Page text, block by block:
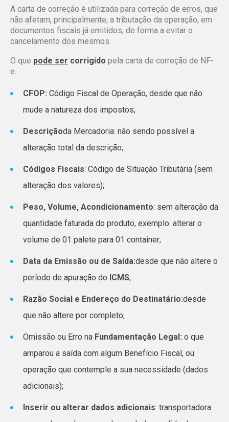
A carta de correção é utilizada para correção de erros, que
não afetam, principalmente, a tributação da operação, em
documentos fiscais já emitidos, de forma a evitar o
cancelamento dos mesmos.
O que pode ser corrigido pela carta de correção de NF-
e.
CFOP: Código Fiscal de Operação, desde que não
mude a natureza dos impostos;
Descriçãoda Mercadoria: não sendo possível a
alteração total da descrição;
Códigos Fiscais: Código de Situação Tributária (sem
alteração dos valores);
Peso, Volume, Acondicionamento: sem alteração da
quantidade faturada do produto, exemplo: alterar o
volume de 01 palete para 01 container;
Data da Emissão ou de Saída:desde que não altere o
período de apuração do ICMS;
Razão Social e Endereço do Destinatário:desde
que não altere por completo;
Omissão ou Erro na Fundamentação Legal: o que
amparou a saída com algum Benefício Fiscal, ou
operação que contemple a sua necessidade (dados
adicionais);
Inserir ou alterar dados adicionais: transportadora